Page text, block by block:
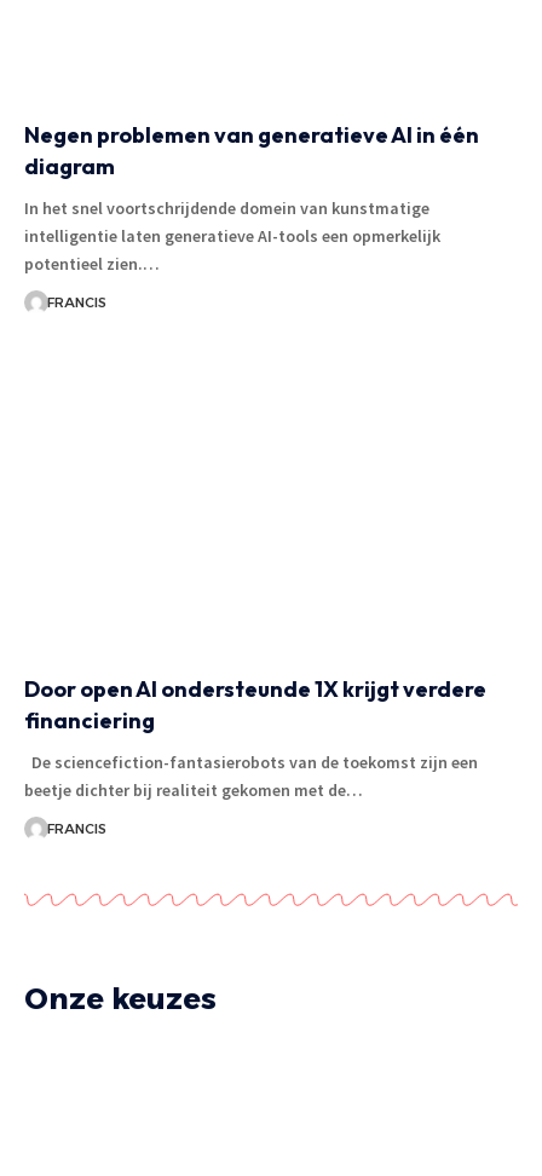
Negen problemen van generatieve AI in één
diagram
In het snel voortschrijdende domein van kunstmatige
intelligentie laten generatieve AI-tools een opmerkelijk
potentieel zien.…
FRANCIS
Door open AI ondersteunde 1X krijgt verdere
financiering
De sciencefiction-fantasierobots van de toekomst zijn een
beetje dichter bij realiteit gekomen met de…
FRANCIS
Onze keuzes